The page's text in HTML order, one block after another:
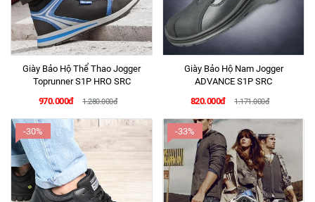
Giày Bảo Hộ Thể Thao Jogger
Toprunner S1P HRO SRC
970.000đ
1.280.000đ
Giày Bảo Hộ Nam Jogger
ADVANCE S1P SRC
820.000đ
1.171.000đ
-30% -33%